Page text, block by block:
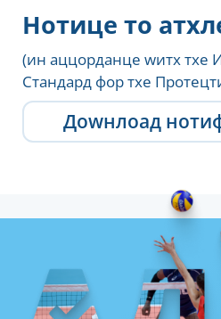
Нотице то
(ин аццорданце wитх тхе
Стандард фор тхе
Доwнлоад